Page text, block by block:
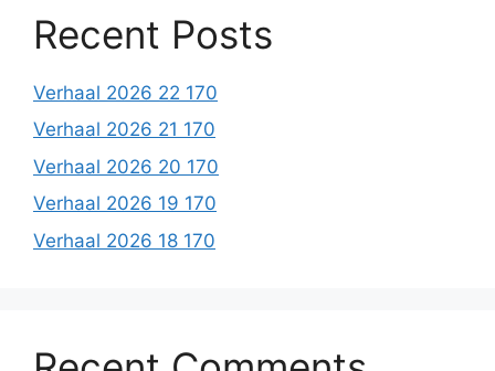
Recent Posts
Verhaal 2026 22 170
Verhaal 2026 21 170
Verhaal 2026 20 170
Verhaal 2026 19 170
Verhaal 2026 18 170